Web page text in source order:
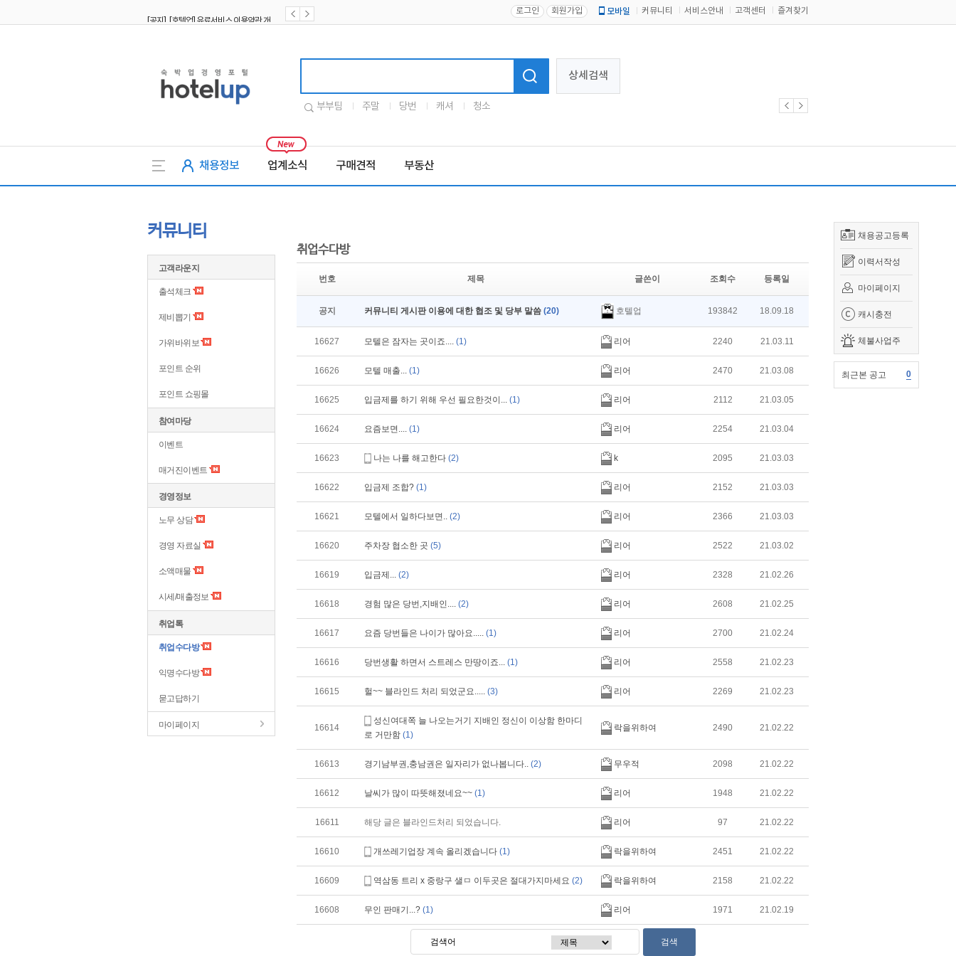
로그인 회원가입 모바일 커뮤니티 서비스안내 고객센터 즐겨찾기
상세검색
부부팀 주말 당번 캐셔 청소
채용정보 업계소식 구매견적 부동산
채용공고등록
이력서작성
마이페이지
캐시충전
체불사업주
최근본 공고 0
커뮤니티
고객라운지
출석체크
제비뽑기
가위바위보
포인트 순위
포인트 쇼핑몰
참여마당
이벤트
매거진이벤트
경영정보
노무 상담
경영 자료실
소액매물
시세/매출정보
취업톡
취업수다방
익명수다방
묻고답하기
마이페이지
취업수다방
번호 제목 글쓴이 조회수 등록일
공지 커뮤니티 게시판 이용에 대한 협조 및 당부 말씀 (20) 호텔업 193842 18.09.18
16627 모텔은 잠자는 곳이죠.... (1) 리어 2240 21.03.11
16626 모텔 매출... (1) 리어 2470 21.03.08
16625 입금제를 하기 위해 우선 필요한것이... (1) 리어 2112 21.03.05
16624 요즘보면.... (1) 리어 2254 21.03.04
16623 나는 나를 해고한다 (2) k 2095 21.03.03
16622 입금제 조합? (1) 리어 2152 21.03.03
16621 모텔에서 일하다보면.. (2) 리어 2366 21.03.03
16620 주차장 협소한 곳 (5) 리어 2522 21.03.02
16619 입금제... (2) 리어 2328 21.02.26
16618 경험 많은 당번,지배인.... (2) 리어 2608 21.02.25
16617 요즘 당번들은 나이가 많아요..... (1) 리어 2700 21.02.24
16616 당번생활 하면서 스트레스 만땅이죠... (1) 리어 2558 21.02.23
16615 헐~~ 블라인드 처리 되었군요..... (3) 리어 2269 21.02.23
16614
성신여대쪽 늘 나오는거기 지배인 정신이 이상함 한마디
로 거만함 (1)
락을위하여 2490 21.02.22
16613 경기남부권,충남권은 일자리가 없나봅니다.. (2) 무우적 2098 21.02.22
16612 날씨가 많이 따뜻해졌네요~~ (1) 리어 1948 21.02.22
16611 해당 글은 블라인드처리 되었습니다. 리어 97 21.02.22
16610 개쓰레기업장 계속 올리겠습니다 (1) 락을위하여 2451 21.02.22
16609 역삼동 트리 x 중랑구 샐ㅁ 이두곳은 절대가지마세요 (2) 락을위하여 2158 21.02.22
16608 무인 판매기...? (1) 리어 1971 21.02.19